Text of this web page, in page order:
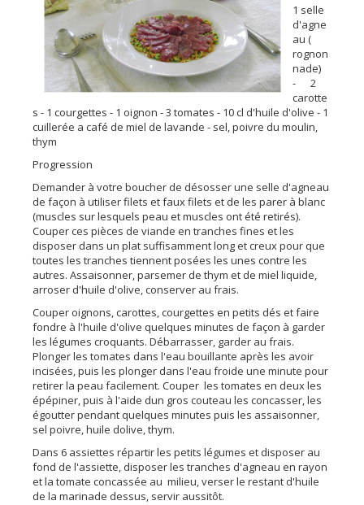
1 selle
d'agne
au (
rognon
nade)
- 2
carotte
s - 1 courgettes - 1 oignon - 3 tomates - 10 cl d'huile d'olive - 1
cuillerée a café de miel de lavande - sel, poivre du moulin,
thym
Progression
Demander à votre boucher de désosser une selle d'agneau
de façon à utiliser filets et faux filets et de les parer à blanc
(muscles sur lesquels peau et muscles ont été retirés).
Couper ces pièces de viande en tranches fines et les
disposer dans un plat suffisamment long et creux pour que
toutes les tranches tiennent posées les unes contre les
autres. Assaisonner, parsemer de thym et de miel liquide,
arroser d'huile d'olive, conserver au frais.
Couper oignons, carottes, courgettes en petits dés et faire
fondre à l'huile d'olive quelques minutes de façon à garder
les légumes croquants. Débarrasser, garder au frais.
Plonger les tomates dans l'eau bouillante après les avoir
incisées, puis les plonger dans l'eau froide une minute pour
retirer la peau facilement. Couper les tomates en deux les
épépiner, puis à l'aide dun gros couteau les concasser, les
égoutter pendant quelques minutes puis les assaisonner,
sel poivre, huile dolive, thym.
Dans 6 assiettes répartir les petits légumes et disposer au
fond de l'assiette, disposer les tranches d'agneau en rayon
et la tomate concassée au milieu, verser le restant d'huile
de la marinade dessus, servir aussitôt.